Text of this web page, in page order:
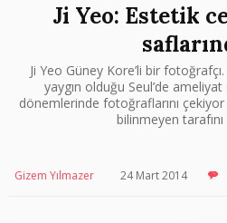
Ji Yeo: Estetik
Ji Yeo Güney Kore’li bir
yaygın olduğu Seul’de
dönemlerinde fotoğraflarını
bilinmeyen tarafını
Gizem Yılmazer 24 Mart 2014